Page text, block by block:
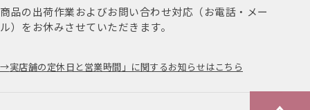
商品の出荷作業およびお問い合わせ対応（お電話・メー
ル）をお休みさせていただきます。
実店舗の定休日と営業時間」に関するお知らせはこちら